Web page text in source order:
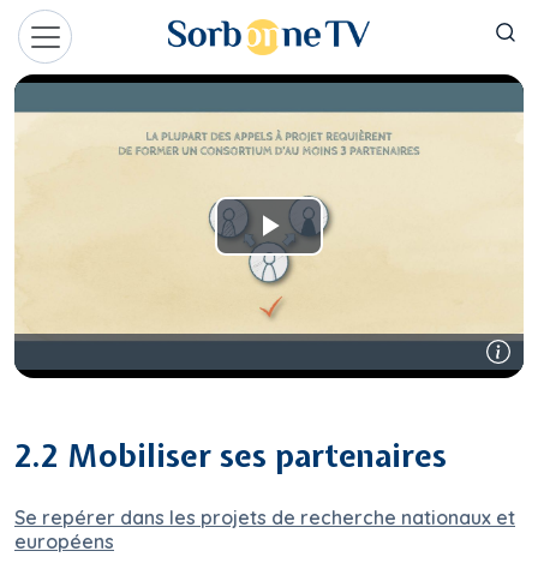
Aller au contenu principal
2.2 Mobiliser ses partenaires
Se repérer dans les projets de recherche nationaux et
européens
Panneau de gestion des cookies